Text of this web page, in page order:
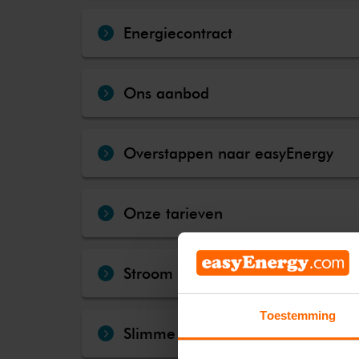
Toestemming
Energiecontract
Ons aanbod
Overstappen naar easyEnergy
Onze tarieven
Stroom terugleveren
Slimme meter